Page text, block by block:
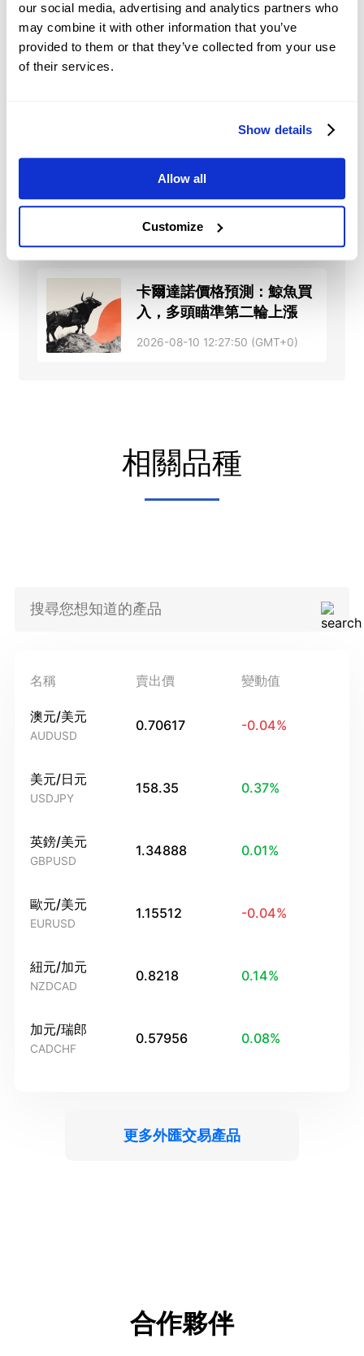
our social media, advertising and analytics partners who
may combine it with other information that you’ve
provided to them or that they’ve collected from your use
of their services.
Show details
Allow all
Customize
2026-08-10 13:04:23 (GMT+0)
Netherlands, The 六月
Manufacturing Output
(MoM)從前值0.1%回落
2026-08-10 12:31:11 (GMT+0)
卡爾達諾價格預測：鯨魚買
入，多頭瞄準第二輪上漲
2026-08-10 12:27:50 (GMT+0)
相關品種
名稱 賣出價 變動值
澳元/美元
AUDUSD
0.70617 -0.04%
美元/日元
USDJPY
158.35 0.37%
英鎊/美元
GBPUSD
1.34888 0.01%
歐元/美元
EURUSD
1.15512 -0.04%
紐元/加元
NZDCAD
0.8218 0.14%
加元/瑞郎
CADCHF
0.57956 0.08%
更多外匯交易產品
合作夥伴